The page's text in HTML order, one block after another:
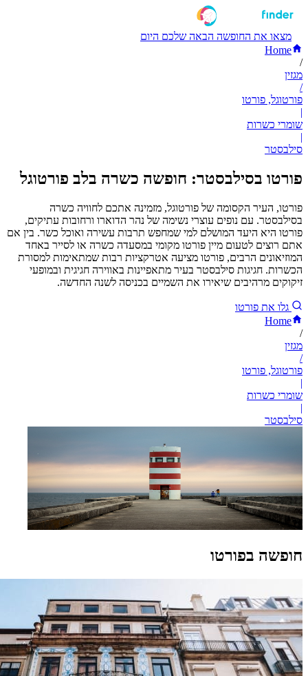
מצאו את החופשה הבאה שלכם היום
Home
/
מגזין
/
פורטוגל, פורטו
|
שומרי כשרות
|
סילבסטר
פורטו בסילבסטר: חופשה כשרה בלב פורטוגל
פורטו, העיר הקסומה של פורטוגל, מזמינה אתכם לחוויה כשרה
בסילבסטר. עם נופים עוצרי נשימה של נהר הדוארו ורחובות עתיקים,
פורטו היא היעד המושלם למי שמחפש תרבות עשירה ואוכל כשר. בין אם
אתם רוצים לטעום מיין פורטו מקומי במסעדה כשרה או לסייר באחד
המוזיאונים הרבים, פורטו מציעה אטרקציות רבות שמתאימות למסורת
הכשרות. חגיגות סילבסטר בעיר מתאפיינות באווירה חגיגית ובמופעי
זיקוקים מרהיבים שיאירו את השמיים בכניסה לשנה החדשה.
גלו את פורטו
Home
/
מגזין
/
פורטוגל, פורטו
|
שומרי כשרות
|
סילבסטר
חופשה בפורטו